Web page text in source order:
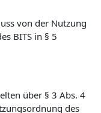
von der Nutzung
BITS in § 5
über § 3 Abs. 4
des